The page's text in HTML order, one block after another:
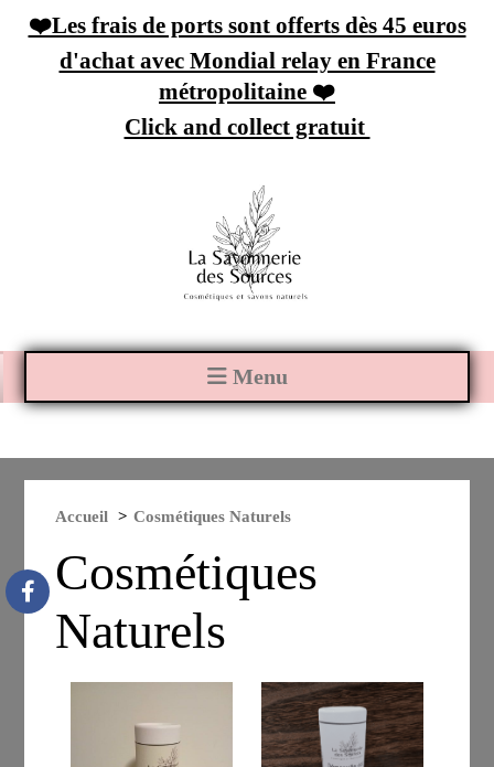
❤️Les frais de ports sont offerts dès 45 euros
d'achat avec Mondial relay en France
métropolitaine ❤️
Click and collect gratuit
Menu
Accueil Cosmétiques Naturels
Cosmétiques
Naturels